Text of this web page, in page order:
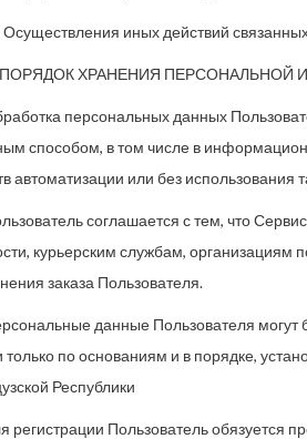
Осуществления иных действий
ПОРЯДОК ХРАНЕНИЯ ПЕРСОНАЛЬНОЙ
персональных данных
способом, в том числе в
автоматизации или без использования
соглашается с тем, что
курьерским службам, организациям
заказа Пользователя.
данные Пользователя
только по основаниям и в порядке,
Республики
регистрации Пользователь обязуется